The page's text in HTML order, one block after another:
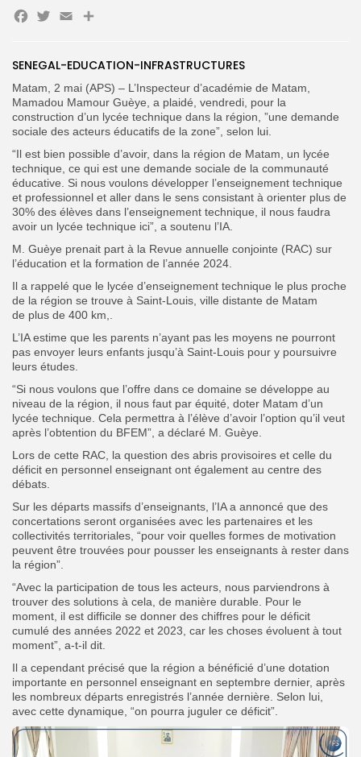
Search
for: Button
FR
SENEGAL-EDUCATION-INFRASTRUCTURES
Matam, 2 mai (APS) – L’Inspecteur d’académie de Matam,
Mamadou Mamour Guèye, a plaidé, vendredi, pour la
construction d’un lycée technique dans la région, ”une demande
sociale des acteurs éducatifs de la zone”, selon lui.
“Il est bien possible d’avoir, dans la région de Matam, un lycée
technique, ce qui est une demande sociale de la communauté
éducative. Si nous voulons développer l’enseignement technique
et professionnel et aller dans le sens consistant à orienter plus de
30% des élèves dans l’enseignement technique, il nous faudra
avoir un lycée technique ici”, a soutenu l’IA.
M. Guèye prenait part à la Revue annuelle conjointe (RAC) sur
l’éducation et la formation de l’année 2024.
Il a rappelé que le lycée d’enseignement technique le plus proche
de la région se trouve à Saint-Louis, ville distante de Matam
de plus de 400 km,.
L’IA estime que les parents n’ayant pas les moyens ne pourront
pas envoyer leurs enfants jusqu’à Saint-Louis pour y poursuivre
leurs études.
“Si nous voulons que l’offre dans ce domaine se développe au
niveau de la région, il nous faut par équité, doter Matam d’un
lycée technique. Cela permettra à l’élève d’avoir l’option qu’il veut
après l’obtention du BFEM”, a déclaré M. Guèye.
Lors de cette RAC, la question des abris provisoires et celle du
déficit en personnel enseignant ont également au centre des
débats.
Sur les départs massifs d’enseignants, l’IA a annoncé que des
concertations seront organisées avec les partenaires et les
collectivités territoriales, “pour voir quelles formes de motivation
peuvent être trouvées pour pousser les enseignants à rester dans
la région”.
“Avec la participation de tous les acteurs, nous parviendrons à
trouver des solutions à cela, de manière durable. Pour le
moment, il est difficile se donner des chiffres pour le déficit
cumulé des années 2022 et 2023, car les choses évoluent à tout
moment”, a-t-il dit.
Il a cependant précisé que la région a bénéficié d’une dotation
importante en personnel enseignant en septembre dernier, après
les nombreux départs enregistrés l’année dernière. Selon lui,
avec cette dynamique, “on pourra juguler ce déficit”.
Facebook
Twitter
EmailPartager